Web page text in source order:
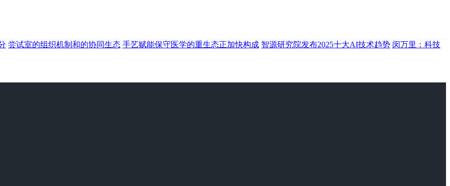
尝试室的组织机制和的协同生态 手艺赋能保守医学的重生态正加快构成 智源研究院发布2025十大AI技术趋势 闵万里：科技